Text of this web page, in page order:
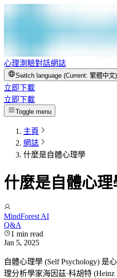
心理測驗對話網誌
Switch language (Current: 繁體中文)
立即下載
立即下載
Toggle menu
主頁
網誌
什麼是自體心理學
什麼是自體心理
MindForest AI
Q&A
1 min read
Jan 5, 2025
自體心理學 (Self Psychology) 是
理分析學家海因茲·科胡特 (Heinz